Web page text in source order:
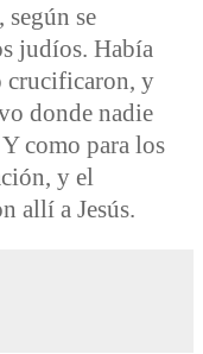
según se
judíos. Había
crucificaron, y
donde nadie
como para los
y el
allí a Jesús.